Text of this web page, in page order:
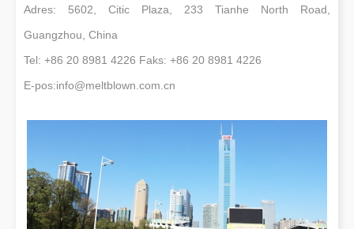
Adres: 5602, Citic Plaza, 233 Tianhe North Road,
Guangzhou, China
Tel: +86 20 8981 4226 Faks: +86 20 8981 4226
E-pos:info@meltblown.com.cn